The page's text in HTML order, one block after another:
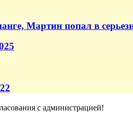
Мартин попал в
с администрацией!